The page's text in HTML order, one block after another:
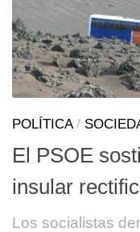
POLÍTICA/
El PSOE
insular
Los socialistas